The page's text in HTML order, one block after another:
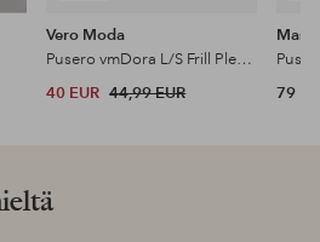
Vero Moda
Pusero vmDora L/S Frill Pleat Top
40 EUR 44,99 EUR
Masai
79